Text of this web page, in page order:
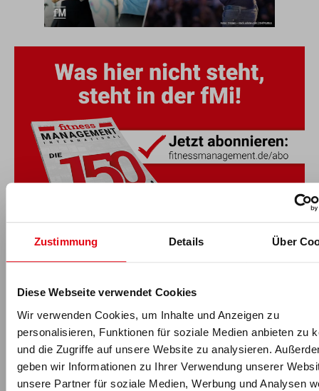
Zustimmung Details Über
Diese Webseite verwendet Cookies
Wir verwenden Cookies, um Inhalte und Anzeigen zu
personalisieren, Funktionen für soziale Medien anbieten zu
und die Zugriffe auf unsere Website zu analysieren.
geben wir Informationen zu Ihrer Verwendung unserer
unsere Partner für soziale Medien, Werbung und Analysen
-Anzeige-
Für fitness MANAGEMENT berichten